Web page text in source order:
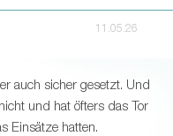
11.05.26
auch sicher gesetzt. Und
und hat öfters das Tor
Einsätze hatten.